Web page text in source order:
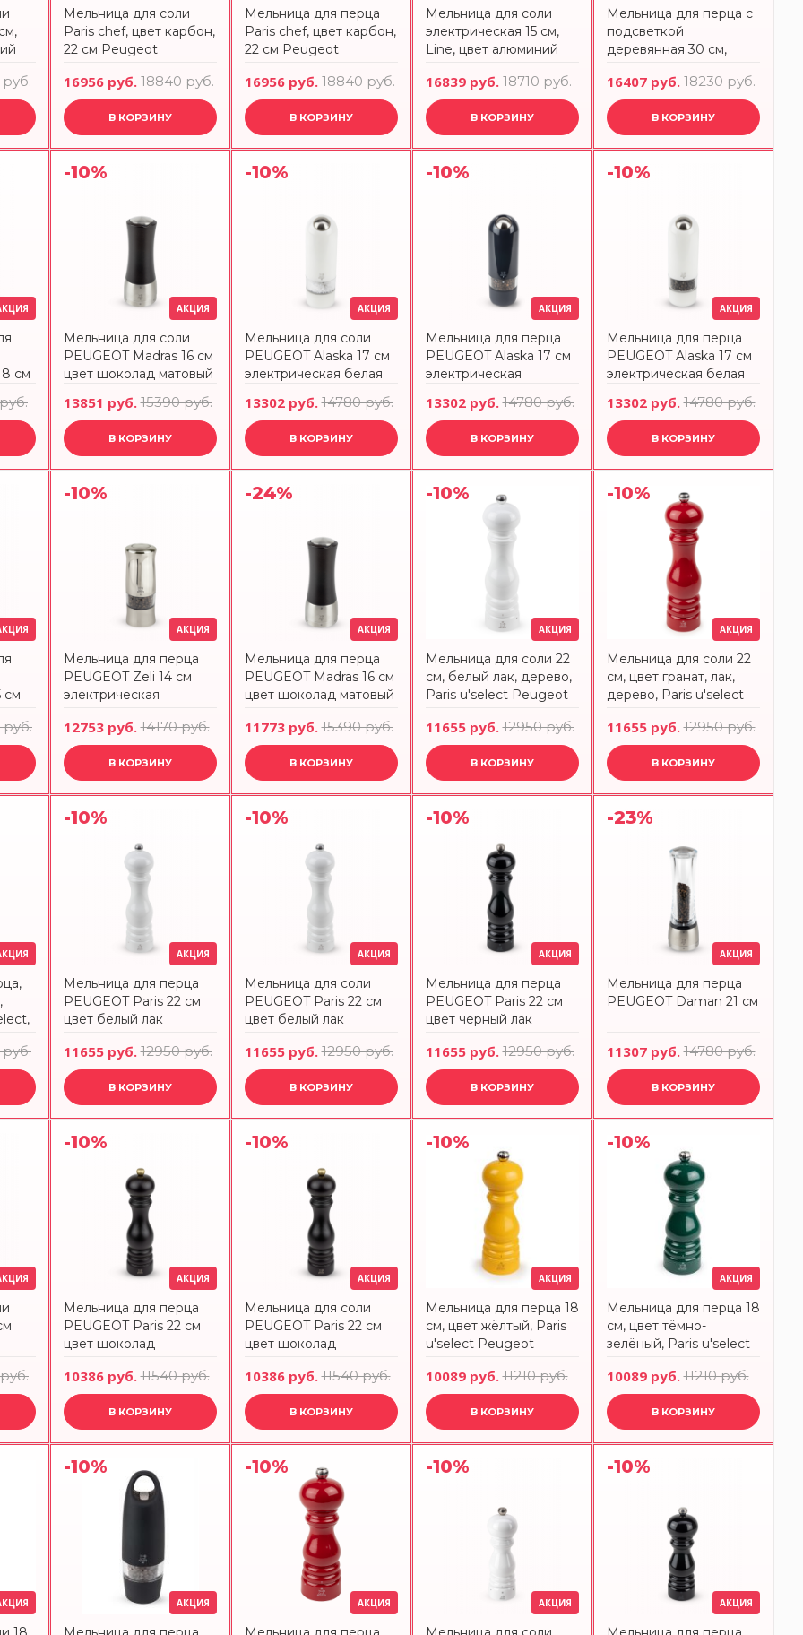
руб.
Мельница для соли
Paris chef, цвет карбон,
22 см Peugeot
16956 руб.18840 руб.
В КОРЗИНУ
Мельница для перца
Paris chef, цвет карбон,
22 см Peugeot
16956 руб.18840 руб.
В КОРЗИНУ
Мельница для соли
электрическая 15 см,
Line, цвет алюминий
16839 руб.18710 руб.
В КОРЗИНУ
Мельница для перца с
подсветкой
деревянная 30 см,
PEUGEOT,
16407 руб.18230 руб.
В КОРЗИНУ
см
-10%
АКЦИЯ
Мельница для соли
PEUGEOT Madras 16 см
цвет шоколад матовый
13851 руб.15390 руб.
В КОРЗИНУ
-10%
АКЦИЯ
Мельница для соли
PEUGEOT Alaska 17 см
электрическая белая
13302 руб.14780 руб.
В КОРЗИНУ
-10%
АКЦИЯ
Мельница для перца
PEUGEOT Alaska 17 см
электрическая
13302 руб.14780 руб.
В КОРЗИНУ
-10%
АКЦИЯ
Мельница для перца
PEUGEOT Alaska 17 см
электрическая белая
13302 руб.14780 руб.
В КОРЗИНУ
см
руб.
-10%
АКЦИЯ
Мельница для перца
PEUGEOT Zeli 14 см
электрическая
12753 руб.14170 руб.
В КОРЗИНУ
-24%
АКЦИЯ
Мельница для перца
PEUGEOT Madras 16 см
цвет шоколад матовый
11773 руб.15390 руб.
В КОРЗИНУ
-10%
АКЦИЯ
Мельница для соли 22
см, белый лак, дерево,
Paris u'select Peugeot
11655 руб.12950 руб.
В КОРЗИНУ
-10%
АКЦИЯ
Мельница для соли 22
см, цвет гранат, лак,
дерево, Paris u'select
11655 руб.12950 руб.
В КОРЗИНУ
руб.
-10%
АКЦИЯ
Мельница для перца
PEUGEOT Paris 22 см
цвет белый лак
11655 руб.12950 руб.
В КОРЗИНУ
-10%
АКЦИЯ
Мельница для соли
PEUGEOT Paris 22 см
цвет белый лак
11655 руб.12950 руб.
В КОРЗИНУ
-10%
АКЦИЯ
Мельница для перца
PEUGEOT Paris 22 см
цвет черный лак
11655 руб.12950 руб.
В КОРЗИНУ
-23%
АКЦИЯ
Мельница для перца
PEUGEOT Daman 21 см
11307 руб.14780 руб.
В КОРЗИНУ
-10%
АКЦИЯ
Мельница для перца
PEUGEOT Paris 22 см
цвет шоколад
10386 руб.11540 руб.
В КОРЗИНУ
-10%
АКЦИЯ
Мельница для соли
PEUGEOT Paris 22 см
цвет шоколад
10386 руб.11540 руб.
В КОРЗИНУ
-10%
АКЦИЯ
Мельница для перца 18
см, цвет жёлтый, Paris
u'select Peugeot
10089 руб.11210 руб.
В КОРЗИНУ
-10%
АКЦИЯ
Мельница для перца 18
см, цвет тёмно-
зелёный, Paris u'select
10089 руб.11210 руб.
В КОРЗИНУ
-10%
АКЦИЯ
-10%
АКЦИЯ
-10%
АКЦИЯ
-10%
АКЦИЯ